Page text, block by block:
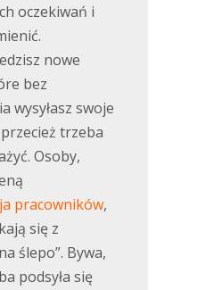
oczekiwań i
nowe
bez
wysyłasz swoje
trzeba
Osoby,
pracowników,
się z
ślepo”. Bywa,
podsyła się